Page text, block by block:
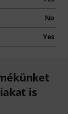
No
Yes
is